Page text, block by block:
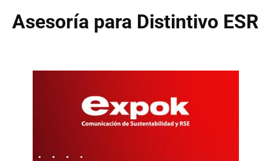
Asesoría para Distintivo ESR